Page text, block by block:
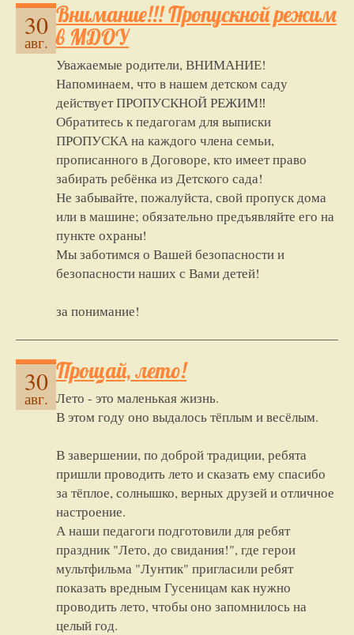
30
авг.
Внимание!!! Пропускной режим
в МДОУ
Уважаемые родители, ВНИМАНИЕ!
Напоминаем, что в нашем детском саду
действует ПРОПУСКНОЙ РЕЖИМ‼️
Обратитесь к педагогам для выписки
ПРОПУСКА на каждого члена семьи,
прописанного в Договоре, кто имеет право
забирать ребёнка из Детского сада!
Не забывайте, пожалуйста, свой пропуск дома
или в машине; обязательно предъявляйте его на
пункте охраны!
Мы заботимся о Вашей безопасности и
безопасности наших с Вами детей!
за понимание!
30
авг.
Прощай, лето!
Лето - это маленькая жизнь.
В этом году оно выдалось тёплым и весёлым.
В завершении, по доброй традиции, ребята
пришли проводить лето и сказать ему спасибо
за тёплое, солнышко, верных друзей и отличное
настроение.
А наши педагоги подготовили для ребят
праздник "Лето, до свидания!", где герои
мультфильма "Лунтик" пригласили ребят
показать вредным Гусеницам как нужно
проводить лето, чтобы оно запомнилось на
целый год.